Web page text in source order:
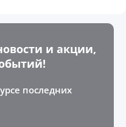
и акции,
последних